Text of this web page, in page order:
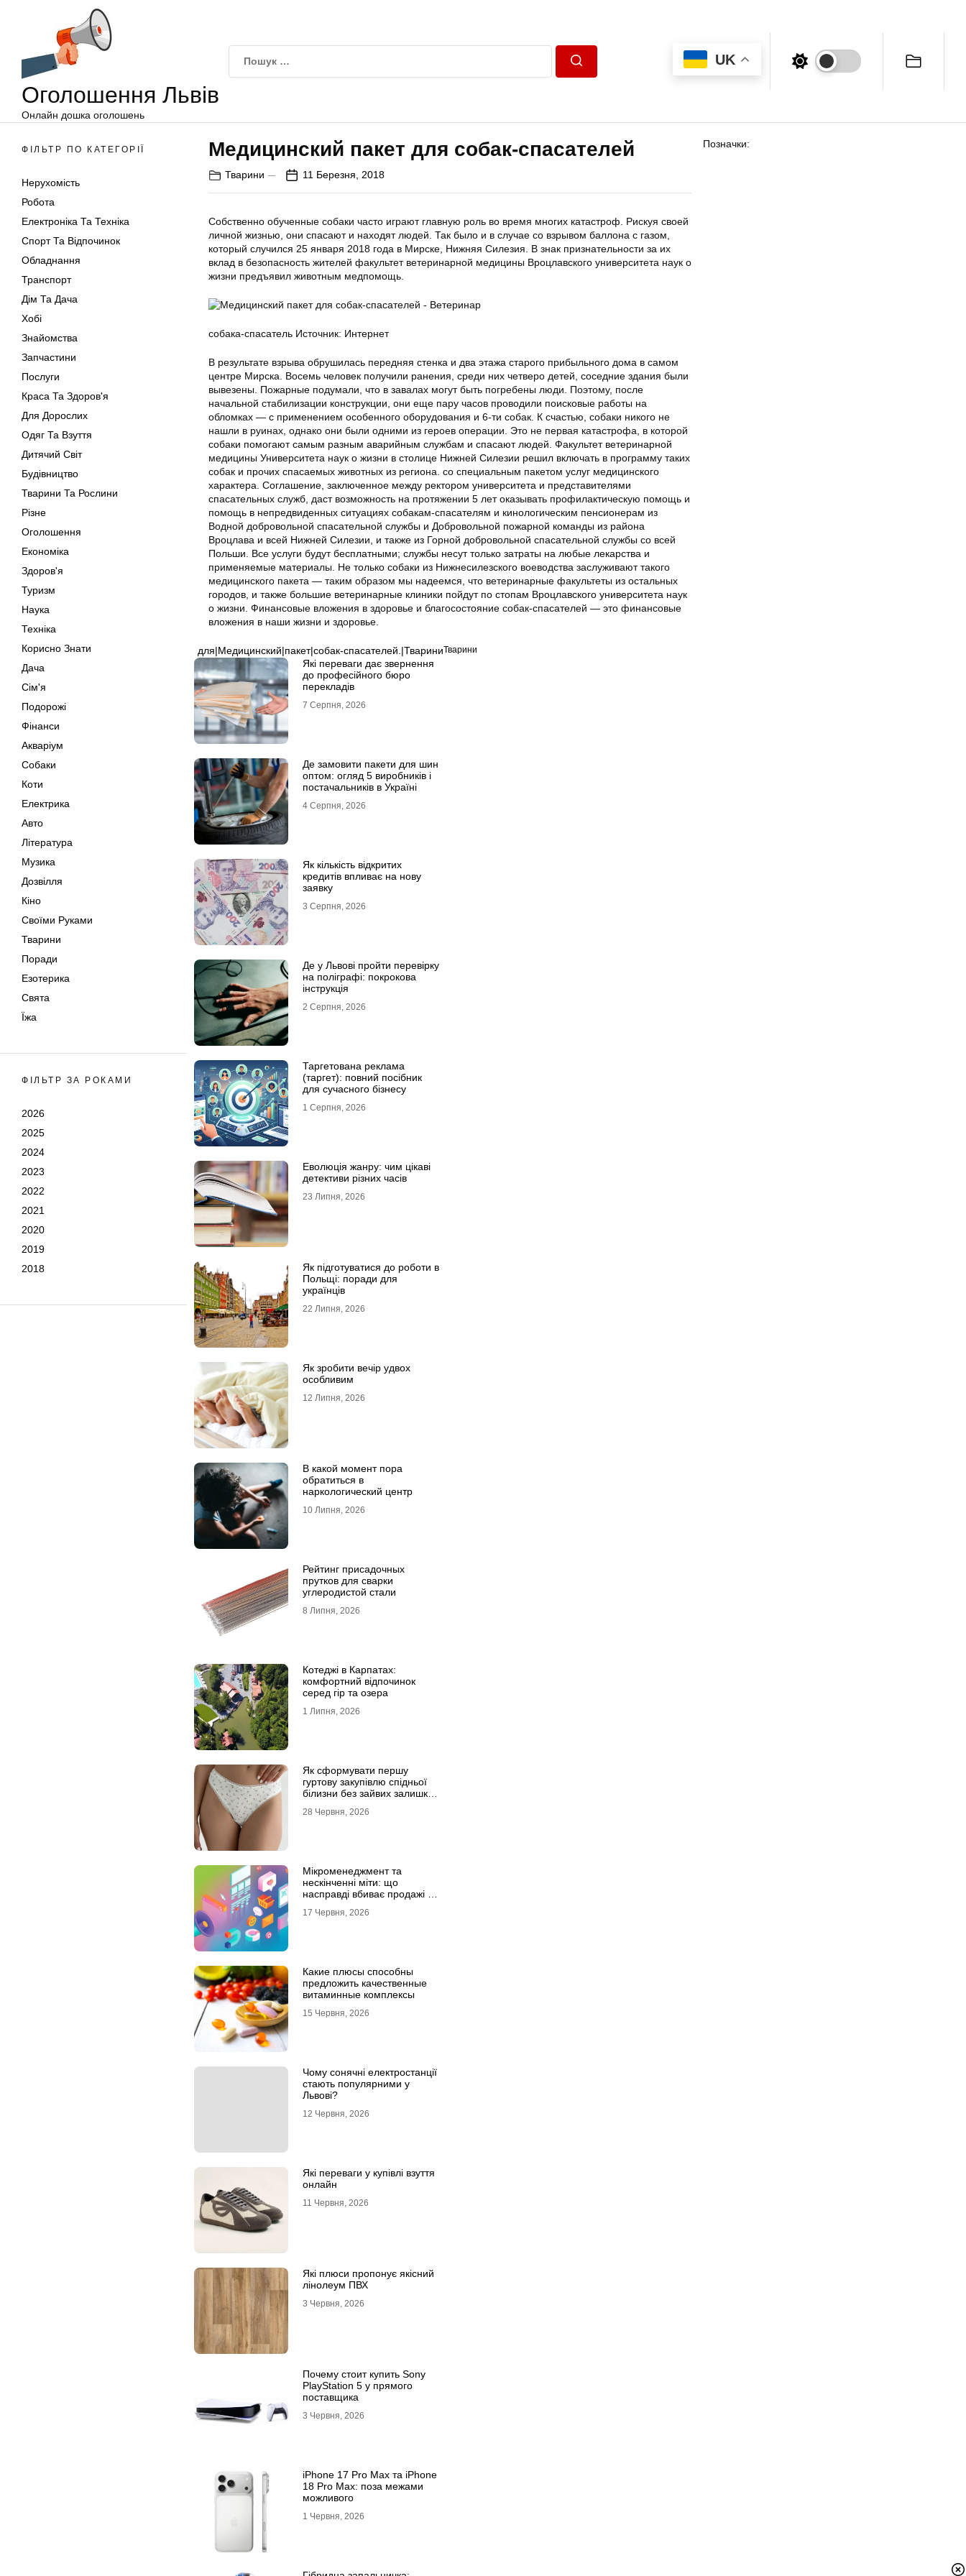
Оголошення Львів
Онлайн дошка оголошень
UK
ФІЛЬТР ПО КАТЕГОРІЇ
Нерухомість
Робота
Електроніка Та Техніка
Спорт Та Відпочинок
Обладнання
Транспорт
Дім Та Дача
Хобі
Знайомства
Запчастини
Послуги
Краса Та Здоров'я
Для Дорослих
Одяг Та Взуття
Дитячий Світ
Будівництво
Тварини Та Рослини
Різне
Оголошення
Економіка
Здоров'я
Туризм
Наука
Техніка
Корисно Знати
Дача
Сім'я
Подорожі
Фінанси
Акваріум
Собаки
Коти
Електрика
Авто
Література
Музика
Дозвілля
Кіно
Своїми Руками
Тварини
Поради
Езотерика
Свята
Їжа
ФІЛЬТР ЗА РОКАМИ
2026
2025
2024
2023
2022
2021
2020
2019
2018
Медицинский пакет для собак-спасателей
Тварини 11 Березня, 2018
Собственно обученные собаки часто играют главную роль во время многих катастроф. Рискуя своей
личной жизнью, они спасают и находят людей. Так было и в случае со взрывом баллона с газом,
который случился 25 января 2018 года в Мирске, Нижняя Силезия. В знак признательности за их
вклад в безопасность жителей факультет ветеринарной медицины Вроцлавского университета наук о
жизни предъявил животным медпомощь.
собака-спасатель Источник: Интернет
В результате взрыва обрушилась передняя стенка и два этажа старого прибыльного дома в самом
центре Мирска. Восемь человек получили ранения, среди них четверо детей, соседние здания были
вывезены. Пожарные подумали, что в завалах могут быть погребены люди. Поэтому, после
начальной стабилизации конструкции, они еще пару часов проводили поисковые работы на
обломках — с применением особенного оборудования и 6-ти собак. К счастью, собаки никого не
нашли в руинах, однако они были одними из героев операции. Это не первая катастрофа, в которой
собаки помогают самым разным аварийным службам и спасают людей. Факультет ветеринарной
медицины Университета наук о жизни в столице Нижней Силезии решил включать в программу таких
собак и прочих спасаемых животных из региона. со специальным пакетом услуг медицинского
характера. Соглашение, заключенное между ректором университета и представителями
спасательных служб, даст возможность на протяжении 5 лет оказывать профилактическую помощь и
помощь в непредвиденных ситуациях собакам-спасателям и кинологическим пенсионерам из
Водной добровольной спасательной службы и Добровольной пожарной команды из района
Вроцлава и всей Нижней Силезии, и также из Горной добровольной спасательной службы со всей
Польши. Все услуги будут бесплатными; службы несут только затраты на любые лекарства и
применяемые материалы. Не только собаки из Нижнесилезского воеводства заслуживают такого
медицинского пакета — таким образом мы надеемся, что ветеринарные факультеты из остальных
городов, и также большие ветеринарные клиники пойдут по стопам Вроцлавского университета наук
о жизни. Финансовые вложения в здоровье и благосостояние собак-спасателей — это финансовые
вложения в наши жизни и здоровье.
Позначки:
для|Медицинский|пакет|собак-спасателей.|ТвариниТварини
Які переваги дає звернення
до професійного бюро
перекладів
7 Серпня, 2026
Де замовити пакети для шин
оптом: огляд 5 виробників і
постачальників в Україні
4 Серпня, 2026
Як кількість відкритих
кредитів впливає на нову
заявку
3 Серпня, 2026
Де у Львові пройти перевірку
на поліграфі: покрокова
інструкція
2 Серпня, 2026
Таргетована реклама
(таргет): повний посібник
для сучасного бізнесу
1 Серпня, 2026
Еволюція жанру: чим цікаві
детективи різних часів
23 Липня, 2026
Як підготуватися до роботи в
Польщі: поради для
українців
22 Липня, 2026
Як зробити вечір удвох
особливим
12 Липня, 2026
В какой момент пора
обратиться в
наркологический центр
10 Липня, 2026
Рейтинг присадочных
прутков для сварки
углеродистой стали
8 Липня, 2026
Котеджі в Карпатах:
комфортний відпочинок
серед гір та озера
1 Липня, 2026
Як сформувати першу
гуртову закупівлю спідньої
білизни без зайвих залишків
28 Червня, 2026
Мікроменеджмент та
нескінченні міти: що
насправді вбиває продажі в
17 Червня, 2026
Какие плюсы способны
предложить качественные
витаминные комплексы
15 Червня, 2026
Чому сонячні електростанції
стають популярними у
Львові?
12 Червня, 2026
Які переваги у купівлі взуття
онлайн
11 Червня, 2026
Які плюси пропонує якісний
лінолеум ПВХ
3 Червня, 2026
Почему стоит купить Sony
PlayStation 5 у прямого
поставщика
3 Червня, 2026
iPhone 17 Pro Max та iPhone
18 Pro Max: поза межами
можливого
1 Червня, 2026